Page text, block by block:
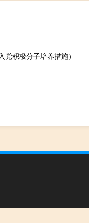
党积极分子培养措施）